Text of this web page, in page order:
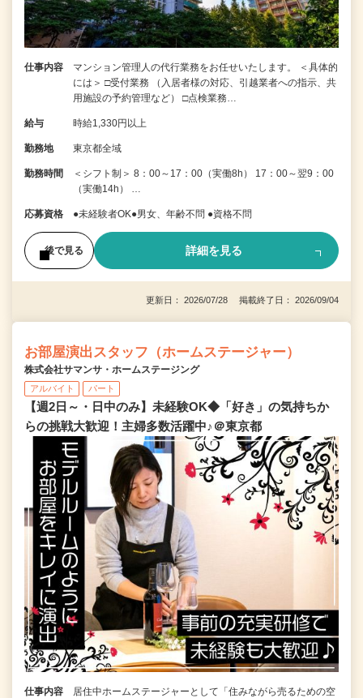
仕事内容
マンション管理人の代行業務をお任せいたします。 ＜具体的
には＞ □受付業務 （入居者様の対応、引越業者への指示、共
用施設の予約管理など） □点検業務…
給与 時給1,330円以上
勤務地 東京都全域
勤務時間
＜シフト制＞ 8：00～17：00（実働8h） 17：00～翌9：00
（実働14h） …
応募資格 ●未経験者OK●男女、年齢不問 ●資格不問
後で見る 詳細を見る
更新日： 2026/07/28 掲載終了日： 2026/09/04
お部屋演出スタッフ（ホームステージャー）
株式会社サマンサ・ホームステージング
アルバイト パート
【週2日～・日中のみ】未経験OK◆「好き」の気持ちか
らの挑戦大歓迎！主婦多数活躍中♪＠東京都
仕事内容
居住中ホームステージャーとして「住みながら売るための空